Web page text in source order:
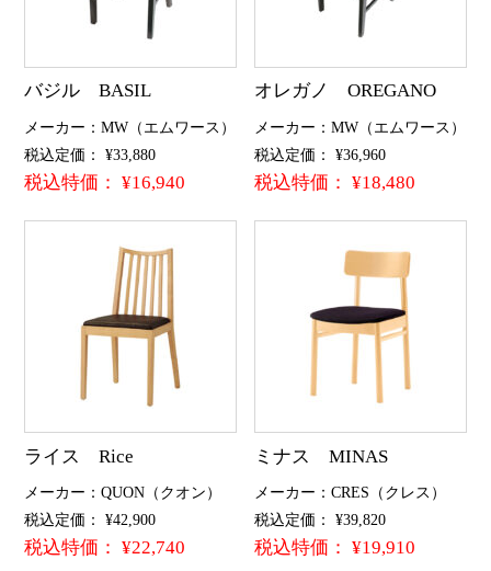
バジル BASIL
メーカー：MW（エムワース）
税込定価： ¥33,880
税込特価： ¥16,940
オレガノ OREGANO
メーカー：MW（エムワース）
税込定価： ¥36,960
税込特価： ¥18,480
ライス Rice
メーカー：QUON（クオン）
税込定価： ¥42,900
税込特価： ¥22,740
ミナス MINAS
メーカー：CRES（クレス）
税込定価： ¥39,820
税込特価： ¥19,910